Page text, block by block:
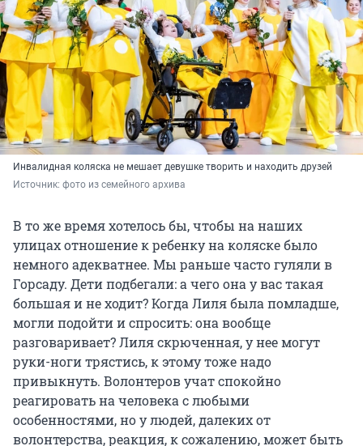
Инвалидная коляска не мешает девушке творить и находить друзей
Источник: фото из семейного архива
В то же время хотелось бы, чтобы на наших
улицах отношение к ребенку на коляске было
немного адекватнее. Мы раньше часто гуляли в
Горсаду. Дети подбегали: а чего она у вас такая
большая и не ходит? Когда Лиля была помладше,
могли подойти и спросить: она вообще
разговаривает? Лиля скрюченная, у нее могут
руки-ноги трястись, к этому тоже надо
привыкнуть. Волонтеров учат спокойно
реагировать на человека с любыми
особенностями, но у людей, далеких от
волонтерства, реакция, к сожалению, может быть